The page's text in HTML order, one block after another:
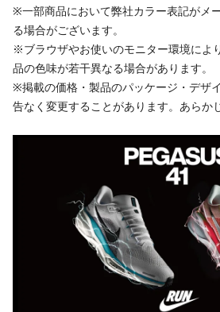
※一部商品において弊社カラー表記がメ
る場合がございます。
※ブラウザやお使いのモニター環境によ
品の色味が若干異なる場合があります。
※掲載の価格・製品のパッケージ・デザ
告なく変更することがあります。あらか